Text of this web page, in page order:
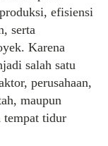
efisiensi
serta
Karena
salah satu
perusahaan,
maupun
tempat tidur